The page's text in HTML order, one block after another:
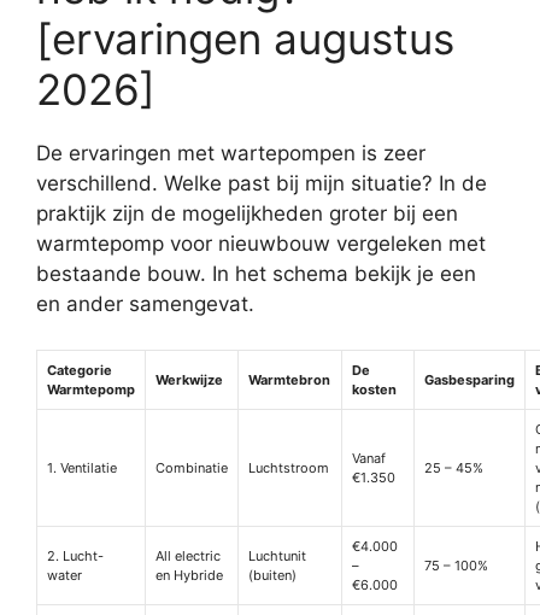
[ervaringen augustus
2026]
De ervaringen met wartepompen is zeer
verschillend. Welke past bij mijn situatie? In de
praktijk zijn de mogelijkheden groter bij een
warmtepomp voor nieuwbouw vergeleken met
bestaande bouw. In het schema bekijk je een
en ander samengevat.
Categorie
Warmtepomp
Werkwijze Warmtebron
De
kosten
Gasbesparing
1. Ventilatie Combinatie Luchtstroom
Vanaf
€1.350
25 – 45%
2. Lucht-
water
All electric
en Hybride
Luchtunit
(buiten)
€4.000
–
€6.000
75 – 100%